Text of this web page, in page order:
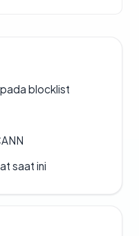
blocklist
saat ini